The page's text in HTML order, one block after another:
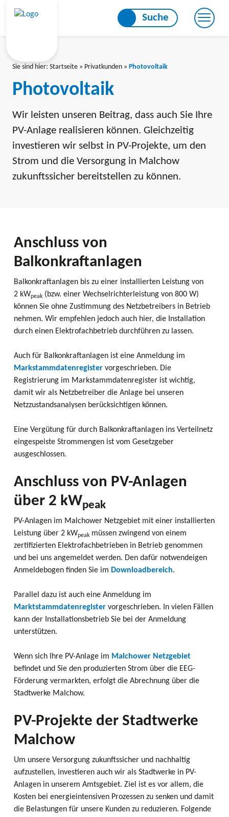
Suche
Sie sind hier: Startseite » Privatkunden » Photovoltaik
Photovoltaik
Wir leisten unseren Beitrag, dass auch Sie Ihre
PV-Anlage realisieren können. Gleichzeitig
investieren wir selbst in PV-Projekte, um den
Strom und die Versorgung in Malchow
zukunftssicher bereitstellen zu können.
Anschluss von
Balkonkraftanlagen
Balkonkraftanlagen bis zu einer installierten Leistung von
2 kWpeak (bzw. einer Wechselrichterleistung von 800 W)
können Sie ohne Zustimmung des Netzbetreibers in Betrieb
nehmen. Wir empfehlen jedoch auch hier, die Installation
durch einen Elektrofachbetrieb durchführen zu lassen.
Auch für Balkonkraftanlagen ist eine Anmeldung im
Markstammdatenregister vorgeschrieben. Die
Registrierung im Markstammdatenregister ist wichtig,
damit wir als Netzbetreiber die Anlage bei unseren
Netzzustandsanalysen berücksichtigen können.
Eine Vergütung für durch Balkonkraftanlagen ins Verteilnetz
eingespeiste Strommengen ist vom Gesetzgeber
ausgeschlossen.
Anschluss von PV-Anlagen
über 2 kWpeak
PV-Anlagen im Malchower Netzgebiet mit einer installierten
Leistung über 2 kWpeak müssen zwingend von einem
zertifizierten Elektrofachbetrieben in Betrieb genommen
und bei uns angemeldet werden. Den dafür notwendeigen
Anmeldebogen finden Sie im Downloadbereich.
Parallel dazu ist auch eine Anmeldung im
Marktstammdatenregister vorgeschrieben. In vielen Fällen
kann der Installationsbetrieb Sie bei der Anmeldung
unterstützen.
Wenn sich Ihre PV-Anlage im Malchower Netzgebiet
befindet und Sie den produzierten Strom über die EEG-
Förderung vermarkten, erfolgt die Abrechnung über die
Stadtwerke Malchow.
PV-Projekte der Stadtwerke
Malchow
Um unsere Versorgung zukunftssicher und nachhaltig
aufzustellen, investieren auch wir als Stadtwerke in PV-
Anlagen in unserem Amtsgebiet. Ziel ist es vor allem, die
Kosten bei energieintensiven Prozessen zu senken und damit
die Belastungen für unsere Kunden zu reduzieren. Folgende